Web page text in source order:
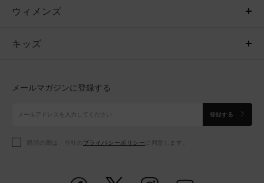
ウィメンズ
キッズ
アクセサリー
トップス
ボトムス
アクセサリー
ウィメンズ
トップス
シューズ
アクセサリー
キッズ
シューズ
メールマガジンに登録する
登録する
購読の際は、当社の プライバシーポリシー に同意します。